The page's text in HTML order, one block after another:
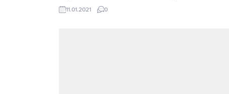
mesleki konular hakkında fikir alışverişinde bulundu.
11.01.2021 0